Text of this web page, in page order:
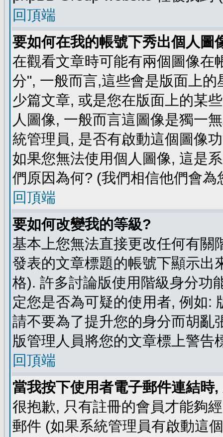
回頂端
要如何在我的帳號下秀出個人圖
在觀看文章時可能有兩個圖像在
分", 一般而言,這些會是版面上
少篇文章, 或是您在版面上的某
人圖像, 一般而言這圖像是獨一
統管理員, 是否有啟動這個圖像
如果您無法使用個人圖像, 這是
們原因為何? (我們相信他們會為
回頂端
要如何改變我的等級?
基本上您無法直接更改任何有關
發表的文章標題的帳號下顯示出
格). 許多討論版使用階級身分功
定您是否為可疑的使用者, 例如:
請不要為了提升您的身分而胡亂
版管理人員將您的文章標上警告
回頂端
當我按下使用者電子郵件連結時
很抱歉, 只有註冊的會員才能夠
郵件 (如果系統管理員有啟動這